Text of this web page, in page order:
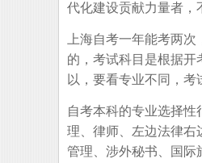
代化建设贡献力量者，
上海自考一年能考两
的，考试科目是根据
以，要看专业不同，考
自考本科的专业选择
理、律师、左边法律右
管理、涉外秘书、国际